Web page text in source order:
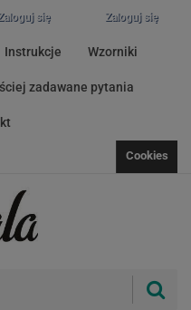
Zaloguj się
się
Instrukcje Wzorniki
zadawane pytania
Cookies